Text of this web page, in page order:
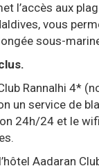
l’accès aux
vous
sous-
Rannalhi 4*
un service de
24h/24 et le
Aadaran